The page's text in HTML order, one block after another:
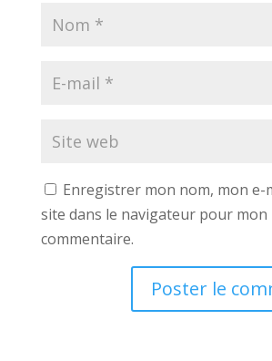
Enregistrer mon nom, mon e-
site dans le navigateur pour mon
commentaire.